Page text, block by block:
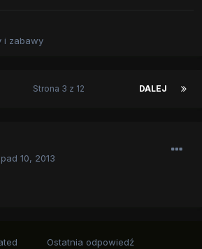
i zabawy
DALEJ
Strona 3 z 12
10, 2013
Ostatnia odpowiedź